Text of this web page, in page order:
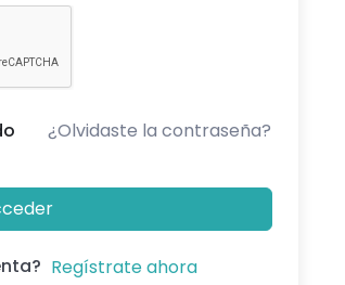
¿Olvidaste la contraseña?
Regístrate ahora